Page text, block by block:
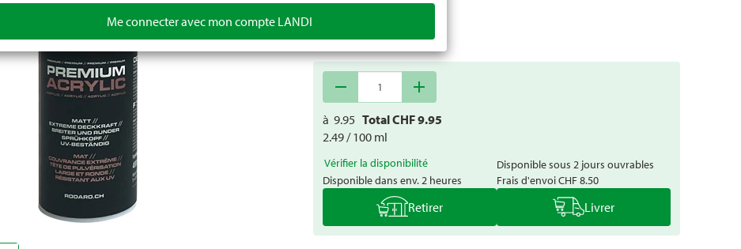
remove add
à 9.95 Total CHF9.95
2.49 / 100 ml
Vérifier la disponibilité
Disponible dans env. 2 heures
Disponible sous 2 jours ouvrables
Frais d'envoiCHF 8.50
Retirer Livrer
Me connecter avec mon compte LANDI